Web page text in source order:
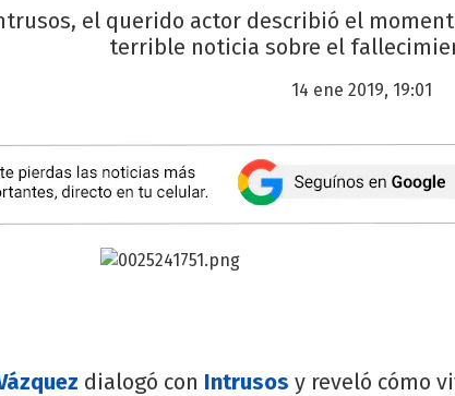
el querido actor describió el
terrible noticia sobre el
14 ene 2019, 19:01
dialogó con Intrusos y reveló cómo